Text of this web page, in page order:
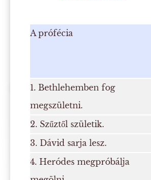
A prófécia
1. Bethlehemben fog
megszületni.
2. Szűztől születik.
3. Dávid sarja lesz.
4. Heródes megpróbálja